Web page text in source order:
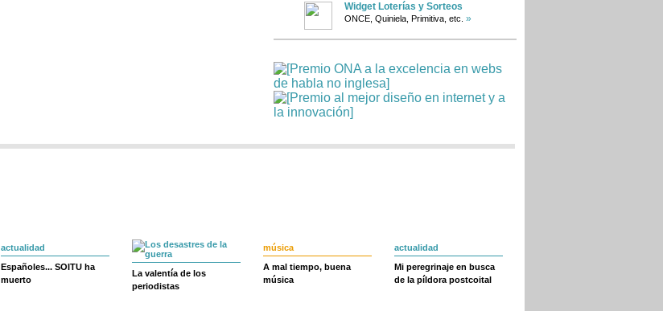
Widget Loterías y Sorteos
ONCE, Quiniela, Primitiva, etc. »
actualidad
Españoles... SOITU ha
muerto
La valentía de los
periodistas
música
A mal tiempo, buena
música
actualidad
Mi peregrinaje en busca
de la píldora postcoital